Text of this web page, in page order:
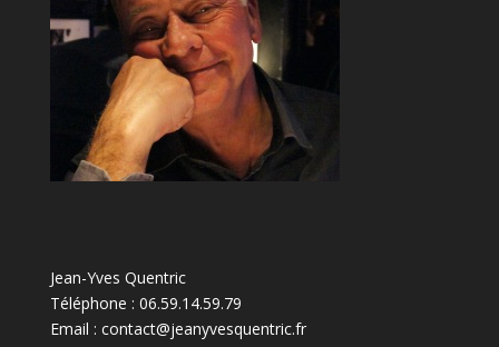
Jean-Yves Quentric
Téléphone : 06.59.14.59.79
Email : contact@jeanyvesquentric.fr